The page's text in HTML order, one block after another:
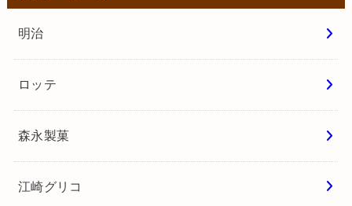
明治
ロッテ
森永製菓
江崎グリコ